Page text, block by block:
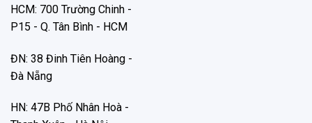
HCM: 700 Trường Chinh -
P15 - Q. Tân Bình - HCM
ĐN: 38 Đinh Tiên Hoàng -
Đà Nẵng
HN: 47B Phố Nhân Hoà -